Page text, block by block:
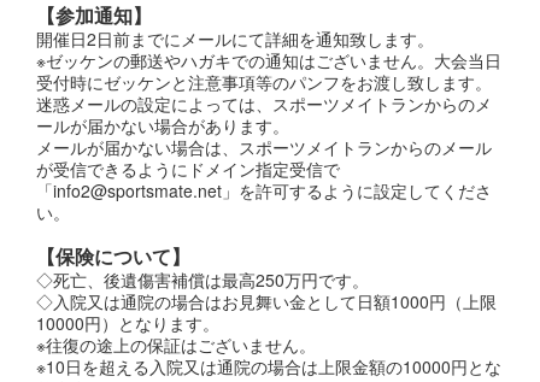
【参加通知】
開催日2日前までにメールにて詳細を通知致します。
※ゼッケンの郵送やハガキでの通知はございません。大会当日
受付時にゼッケンと注意事項等のパンフをお渡し致します。
迷惑メールの設定によっては、スポーツメイトランからのメ
ールが届かない場合があります。
メールが届かない場合は、スポーツメイトランからのメール
が受信できるようにドメイン指定受信で
「info2@sportsmate.net」を許可するように設定してくださ
い。
【保険について】
◇死亡、後遺傷害補償は最高250万円です。
◇入院又は通院の場合はお見舞い金として日額1000円（上限
10000円）となります。
※往復の途上の保証はございません。
※10日を超える入院又は通院の場合は上限金額の10000円とな